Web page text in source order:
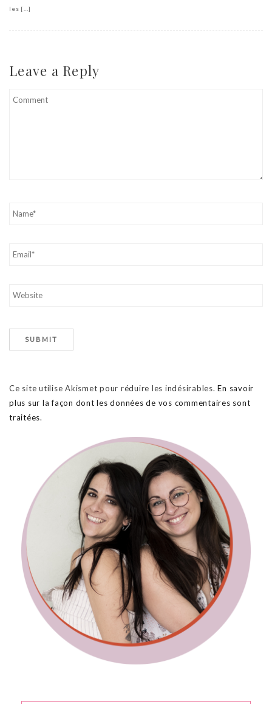
les […]
Leave a Reply
Ce site utilise Akismet pour réduire les indésirables.En savoir
plus sur la façon dont les données de vos commentaires sont
traitées.